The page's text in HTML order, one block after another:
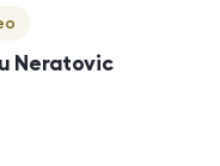
Neratovic